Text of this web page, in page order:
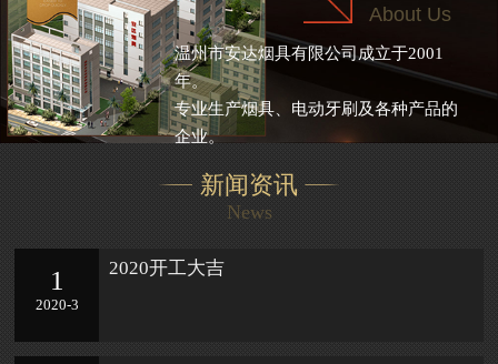
About Us
温州市安达烟具有限公司成立于2001
年。
专业生产烟具、电动牙刷及各种产品的
企业。
新闻资讯
News
1
2020-3
2020开工大吉